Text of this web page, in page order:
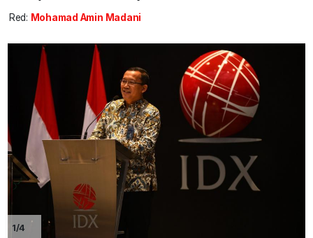
Red: Mohamad Amin Madani
1/4